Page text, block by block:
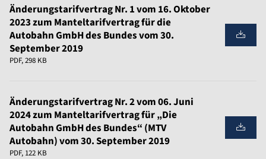
Änderungstarifvertrag Nr. 1 vom 16. Oktober
2023 zum Manteltarifvertrag für die
Autobahn GmbH des Bundes vom 30.
September 2019
PDF, 298 KB
Änderungstarifvertrag Nr. 2 vom 06. Juni
2024 zum Manteltarifvertrag für „Die
Autobahn GmbH des Bundes“ (MTV
Autobahn) vom 30. September 2019
PDF, 122 KB